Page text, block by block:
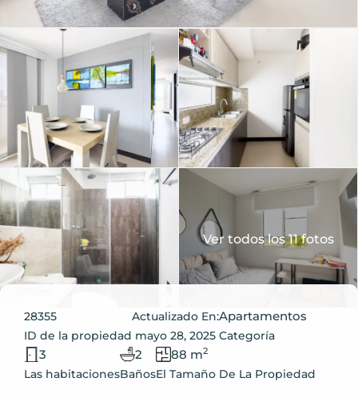
Ver todos los 11 fotos
28355
ID de la propiedad
Actualizado En:
mayo 28, 2025
Apartamentos
Categoría
3
Las habitaciones
2
Baños
88 m2
El Tamaño De La Propiedad